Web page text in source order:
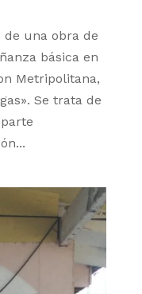
una obra de
básica en
Metripolitana,
Se trata de